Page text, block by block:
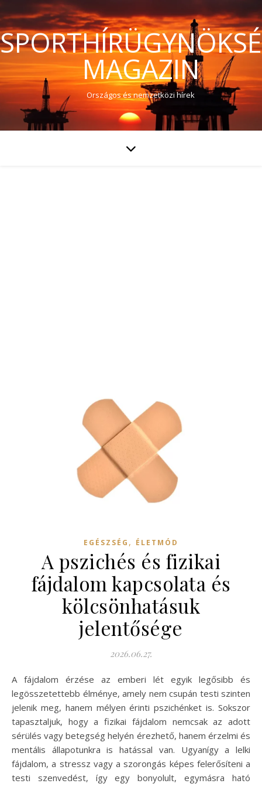
MAGAZIN
Országos és nemzetközi hírek
EGÉSZSÉG , ÉLETMÓD
A pszichés és fizikai
fájdalom kapcsolata és
kölcsönhatásuk
jelentősége
2026.06.27.
A fájdalom érzése az emberi lét egyik legősibb és
legösszetettebb élménye, amely nem csupán testi szinten
jelenik meg, hanem mélyen érinti pszichénket is. Sokszor
tapasztaljuk, hogy a fizikai fájdalom nemcsak az adott
sérülés vagy betegség helyén érezhető, hanem érzelmi és
mentális állapotunkra is hatással van. Ugyanígy a lelki
fájdalom, a stressz vagy a szorongás képes felerősíteni a
testi szenvedést, így egy bonyolult, egymásra ható